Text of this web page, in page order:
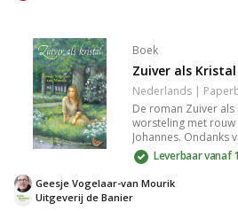
Boek
Zuiver als Kristal
De roman Zuiver
worsteling met rouw
Johannes. Ondanks
blijft het verleden
onschuldige
en onverwachte
hoop. Een
Leverbaar vanaf
Uitgeverij de Banier
Geesje Vogelaar-van Mourik